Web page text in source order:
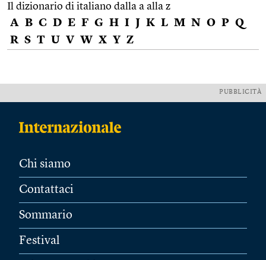
Il dizionario di italiano dalla a alla z
A B C D E F G H I J K L M N O P Q
R S T U V W X Y Z
PUBBLICITÀ
Chi siamo
Contattaci
Sommario
Festival